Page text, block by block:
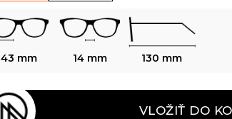
43 mm 14 mm 130 mm
VLOŽIŤ DO